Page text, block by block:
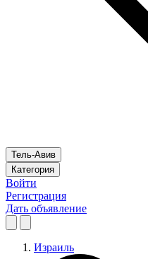
Тель-Авив
Категория
Войти
Регистрация
Дать объявление
Израиль